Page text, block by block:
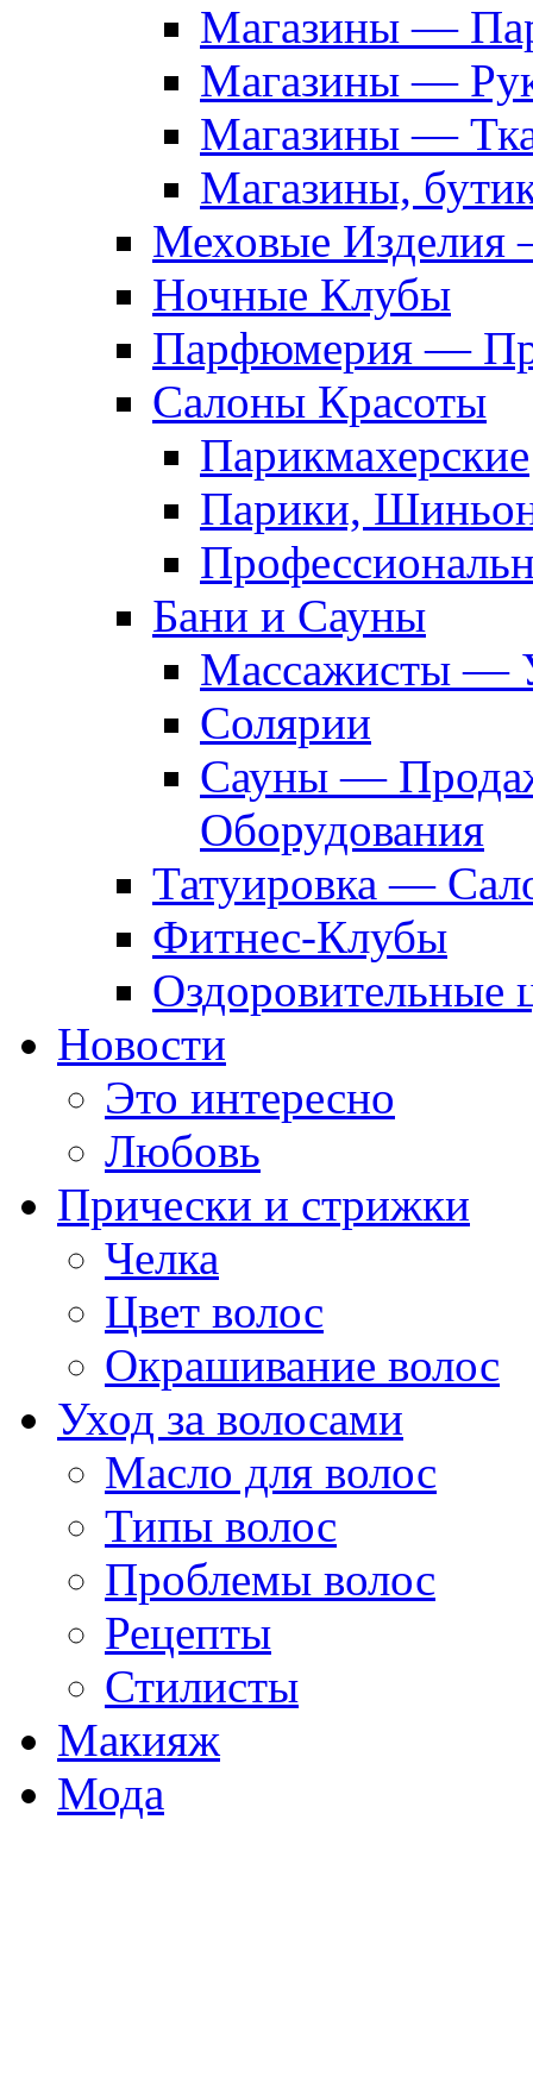
Магазины —
Магазины —
Магазины —
Магазины,
Меховые Изделия
Ночные Клубы
Парфюмерия —
Салоны Красоты
Парикмахерские
Парики,
Бани и Сауны
Массажисты —
Солярии
Сауны —
Оборудования
Татуировка —
Фитнес-Клубы
Оздоровительные
Новости
Это интересно
Любовь
Прически и стрижки
Челка
Цвет волос
Окрашивание волос
Уход за волосами
Масло для волос
Типы волос
Проблемы волос
Рецепты
Стилисты
Макияж
Мода